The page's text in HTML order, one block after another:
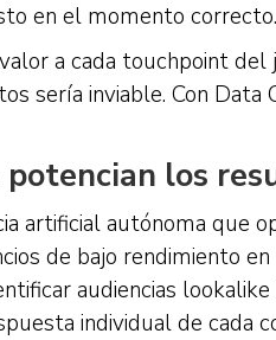
en el momento correcto.
a cada touchpoint del
sería inviable. Con
los
artificial autónoma que
de bajo rendimiento
audiencias
individual de cada